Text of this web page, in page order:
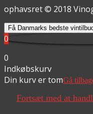
ophavsret © 2018
Få Danmarks bedste
0
0
Indkøbskurv
Din kurv er tomGå
Fortsæt med at